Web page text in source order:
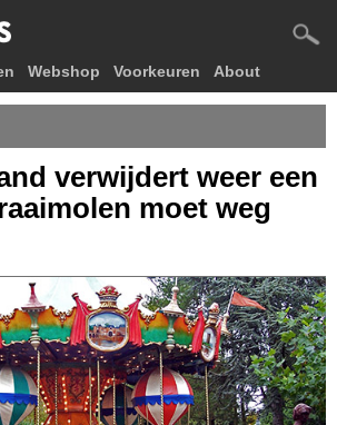
Webshop Voorkeuren About
verwijdert weer een
moet weg